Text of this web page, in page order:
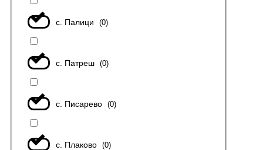
с. Палици (0)
с. Патреш (0)
с. Писарево (0)
с. Плаково (0)